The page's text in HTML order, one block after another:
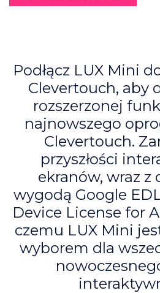
Podłącz LUX Mini
Clevertouch, aby
rozszerzonej
najnowszego
Clevertouch.
przyszłości
ekranów, wraz z
wygodą Google
Device License for
czemu LUX Mini
wyborem dla